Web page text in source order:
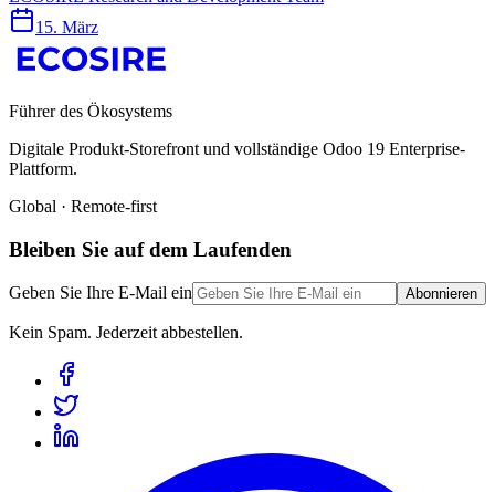
15. März
Führer des Ökosystems
Digitale Produkt-Storefront und vollständige Odoo 19 Enterprise-
Plattform.
Global · Remote-first
Bleiben Sie auf dem Laufenden
Geben Sie Ihre E-Mail ein Abonnieren
Kein Spam. Jederzeit abbestellen.